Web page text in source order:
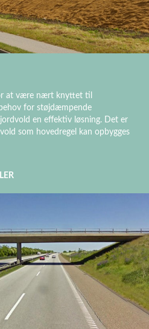
at være nært knyttet til
for støjdæmpende
en effektiv løsning. Det er
som hovedregel kan opbygges